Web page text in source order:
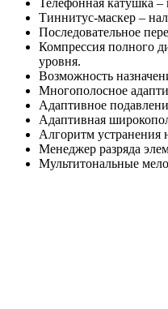
Телефонная катушка –
Тиннитус-маскер –
Последовательное
Компрессия полного
уровня.
Возможность
Многополосное
Адаптивное
Адаптивная
Алгоритм устранения
Менеджер разряда
Мультитональные